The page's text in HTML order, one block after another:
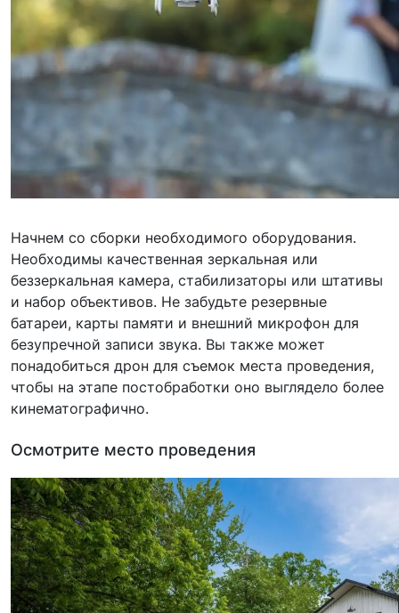
Начнем со сборки необходимого оборудования.
Необходимы качественная зеркальная или
беззеркальная камера, стабилизаторы или штативы
и набор объективов. Не забудьте резервные
батареи, карты памяти и внешний микрофон для
безупречной записи звука. Вы также может
понадобиться дрон для съемок места проведения,
чтобы на этапе постобработки оно выглядело более
кинематографично.
Осмотрите место проведения